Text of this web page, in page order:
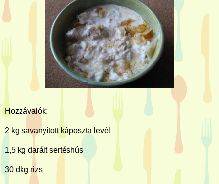
Hozzávalók:
2 kg savanyított káposzta levél
1,5 kg darált sertéshús
30 dkg rizs